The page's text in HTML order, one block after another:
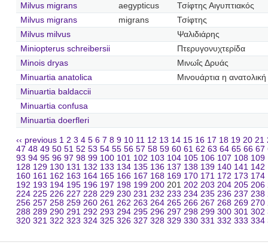
Milvus migrans
aegypticus
Τσίφτης Αιγυπτιακός
Milvus migrans
migrans
Τσίφτης
Milvus milvus
Ψαλιδιάρης
Miniopterus schreibersii
Πτερυγονυχτερίδα
Minois dryas
Μινωΐς Δρυάς
Minuartia anatolica
Μινουάρτια η ανατολική
Minuartia baldaccii
Minuartia confusa
Minuartia doerfleri
‹‹ previous 1 2 3 4 5 6 7 8 9 10 11 12 13 14 15 16 17 18 19 20 21
47 48 49 50 51 52 53 54 55 56 57 58 59 60 61 62 63 64 65 66 67
93 94 95 96 97 98 99 100 101 102 103 104 105 106 107 108 109
128 129 130 131 132 133 134 135 136 137 138 139 140 141 142
160 161 162 163 164 165 166 167 168 169 170 171 172 173 174
192 193 194 195 196 197 198 199 200 201 202 203 204 205 206
224 225 226 227 228 229 230 231 232 233 234 235 236 237 238
256 257 258 259 260 261 262 263 264 265 266 267 268 269 270
288 289 290 291 292 293 294 295 296 297 298 299 300 301 302
320 321 322 323 324 325 326 327 328 329 330 331 332 333 334